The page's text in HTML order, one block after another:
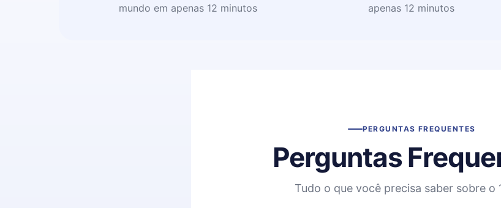
mundo em apenas 12 minutos
apenas 12 minutos
PERGUNTAS FREQUENTES
Perguntas
Tudo o que você precisa saber sobre o